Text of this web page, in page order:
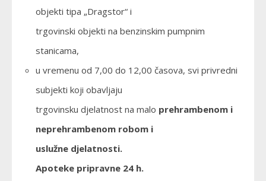
objekti tipa „Dragstor“ i
trgovinski objekti na benzinskim pumpnim
stanicama,
u vremenu od 7,00 do 12,00 časova, svi privredni
subjekti koji obavljaju
trgovinsku djelatnost na malo prehrambenom i
neprehrambenom robom i
uslužne djelatnosti.
Apoteke pripravne 24 h.